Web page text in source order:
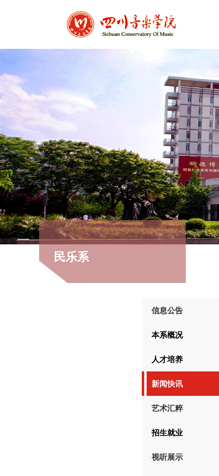
民乐系
信息公告
本系概况
人才培养
新闻快讯
艺术汇粹
招生就业
视听展示